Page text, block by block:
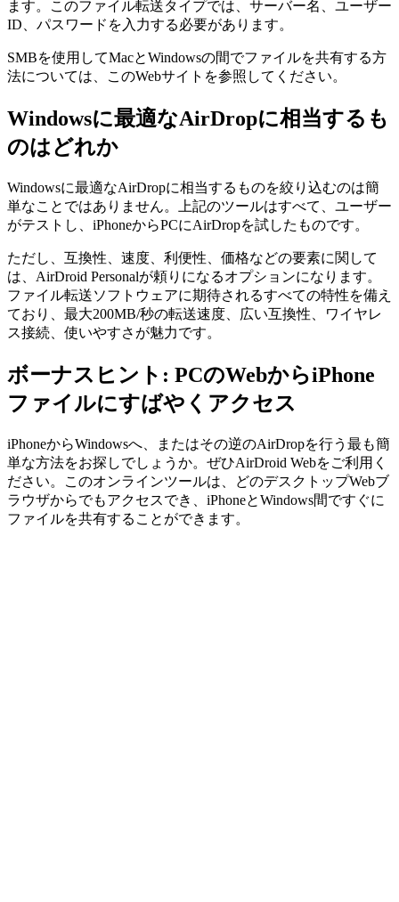
ます。このファイル転送タイプでは、サーバー名、ユーザー
ID、パスワードを入力する必要があります。
SMBを使用してMacとWindowsの間でファイルを共有する方
法については、このWebサイトを参照してください。
Windowsに最適なAirDropに相当するも
のはどれか
Windowsに最適なAirDropに相当するものを絞り込むのは簡
単なことではありません。上記のツールはすべて、ユーザー
がテストし、iPhoneからPCにAirDropを試したものです。
ただし、互換性、速度、利便性、価格などの要素に関して
は、AirDroid Personalが頼りになるオプションになります。
ファイル転送ソフトウェアに期待されるすべての特性を備え
ており、最大200MB/秒の転送速度、広い互換性、ワイヤレ
ス接続、使いやすさが魅力です。
ボーナスヒント: PCのWebからiPhone
ファイルにすばやくアクセス
iPhoneからWindowsへ、またはその逆のAirDropを行う最も簡
単な方法をお探しでしょうか。ぜひAirDroid Webをご利用く
ださい。このオンラインツールは、どのデスクトップWebブ
ラウザからでもアクセスでき、iPhoneとWindows間ですぐに
ファイルを共有することができます。